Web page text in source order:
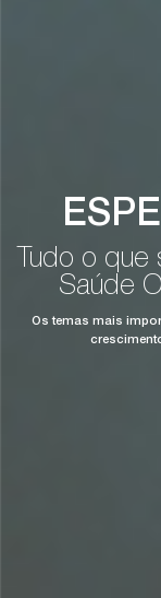
Tudo o
Saúde
Os temas mais